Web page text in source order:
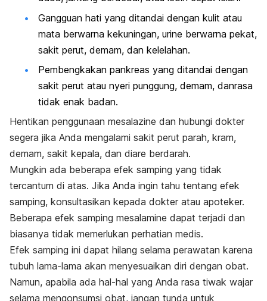
Gangguan hati yang ditandai dengan kulit atau
mata berwarna kekuningan, urine berwarna pekat,
sakit perut, demam, dan kelelahan.
Pembengkakan pankreas yang ditandai dengan
sakit perut atau nyeri punggung, demam, danrasa
tidak enak badan.
Hentikan penggunaan mesalazine dan hubungi dokter
segera jika Anda mengalami sakit perut parah, kram,
demam, sakit kepala, dan diare berdarah.
Mungkin ada beberapa efek samping yang tidak
tercantum di atas. Jika Anda ingin tahu tentang efek
samping, konsultasikan kepada dokter atau apoteker.
Beberapa efek samping mesalamine dapat terjadi dan
biasanya tidak memerlukan perhatian medis.
Efek samping ini dapat hilang selama perawatan karena
tubuh lama-lama akan menyesuaikan diri dengan obat.
Namun, apabila ada hal-hal yang Anda rasa tiwak wajar
selama mengonsumsi obat, jangan tunda untuk